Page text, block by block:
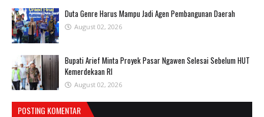
Duta Genre Harus Mampu Jadi Agen Pembangunan Daerah
August 02, 2026
Bupati Arief Minta Proyek Pasar Ngawen Selesai Sebelum HUT
Kemerdekaan RI
August 02, 2026
POSTING KOMENTAR